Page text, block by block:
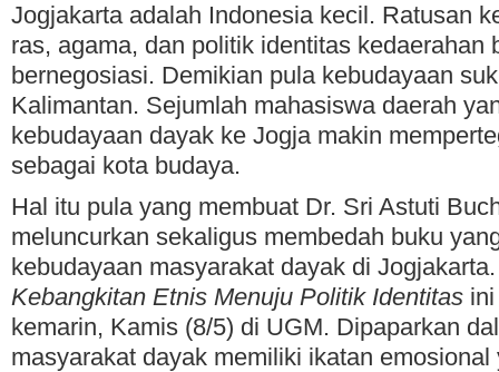
Jogjakarta adalah Indonesia kecil. Ratusan
ras, agama, dan politik identitas kedaerahan
bernegosiasi. Demikian pula kebudayaan
Kalimantan. Sejumlah mahasiswa daerah
kebudayaan dayak ke Jogja makin
sebagai kota budaya.
Hal itu pula yang membuat Dr. Sri Astuti
meluncurkan sekaligus membedah buku
kebudayaan masyarakat dayak di
Kebangkitan Etnis Menuju Politik Identitas
kemarin, Kamis (8/5) di UGM. Dipaparkan
masyarakat dayak memiliki ikatan